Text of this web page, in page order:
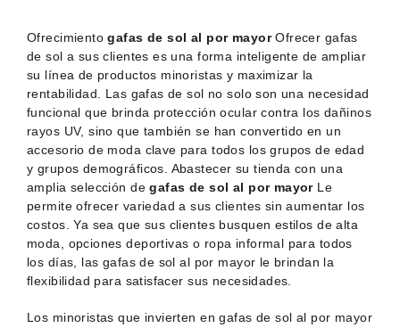
Ofrecimientogafas de sol al por mayorOfrecer gafas
de sol a sus clientes es una forma inteligente de ampliar
su línea de productos minoristas y maximizar la
rentabilidad. Las gafas de sol no solo son una necesidad
funcional que brinda protección ocular contra los dañinos
rayos UV, sino que también se han convertido en un
accesorio de moda clave para todos los grupos de edad
y grupos demográficos. Abastecer su tienda con una
amplia selección degafas de sol al por mayorLe
permite ofrecer variedad a sus clientes sin aumentar los
costos. Ya sea que sus clientes busquen estilos de alta
moda, opciones deportivas o ropa informal para todos
los días, las gafas de sol al por mayor le brindan la
flexibilidad para satisfacer sus necesidades.
Los minoristas que invierten en gafas de sol al por mayor